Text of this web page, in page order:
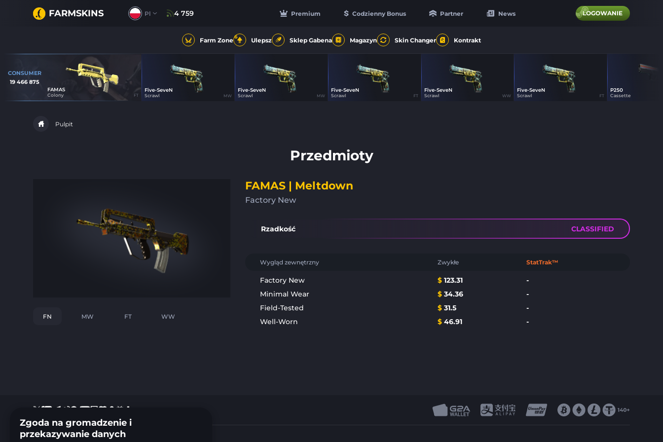
FARMSKINS Premium Codzienny Bonus Partner News
Pl 4 759 LOGOWANIE
Farm Zone6 Ulepsz Sklep Gabena Magazyn Skin Changer Kontrakt
CONSUMER
19 466 875
FAMAS
Colony FT
Five-SeveN
Scrawl MW
Five-SeveN
Scrawl MW
Five-SeveN
Scrawl FT
Five-SeveN
Scrawl WW
Five-SeveN
Scrawl FT
P250
Cassette
Pulpit
Przedmioty
FN MW FT WW
FAMAS | Meltdown
Factory New
Rzadkość CLASSIFIED
Wygląd zewnętrzny Zwykłe StatTrak™
Factory New $ 123.31
-
Minimal Wear
$ 34.36
-
Field-Tested
$ 31.5
-
Well-Worn
$ 46.91 -
Zgoda na gromadzenie i
przekazywanie danych